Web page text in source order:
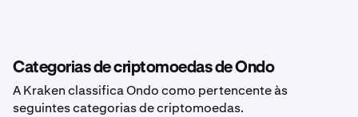
Categorias de criptomoedas de Ondo
A Kraken classifica Ondo como pertencente às
seguintes categorias de criptomoedas.